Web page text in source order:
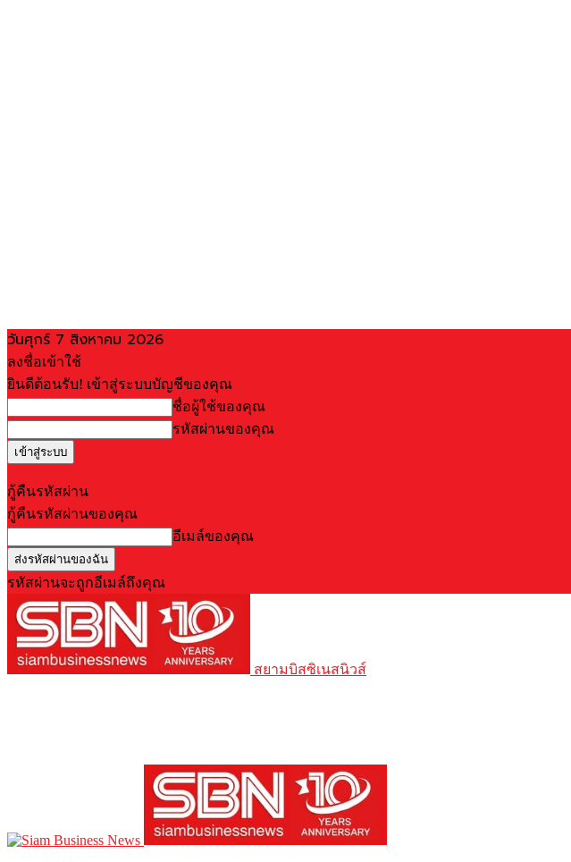
วันศุกร์ 7 สิงหาคม 2026
ลงชื่อเข้าใช้
ยินดีต้อนรับ! เข้าสู่ระบบบัญชีของคุณ
ชื่อผู้ใช้ของคุณ
รหัสผ่านของคุณ
กู้คืนรหัสผ่าน
กู้คืนรหัสผ่านของคุณ
อีเมล์ของคุณ
รหัสผ่านจะถูกอีเมล์ถึงคุณ
สยามบิสซิเนสนิวส์